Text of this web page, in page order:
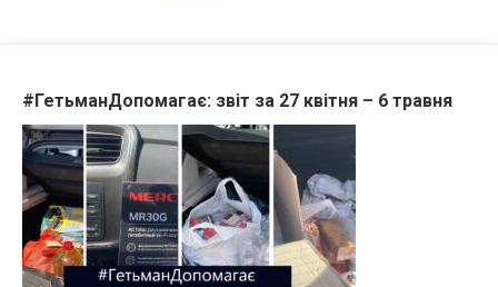
#ГетьманДопомагає: звіт за 27 квітня – 6 травня